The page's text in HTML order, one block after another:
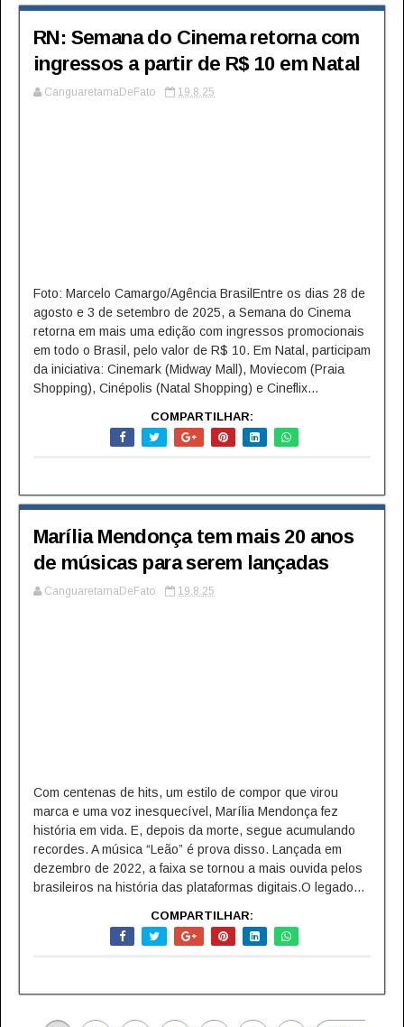
RN: Semana do Cinema retorna com
ingressos a partir de R$ 10 em Natal
CanguaretamaDeFato 19.8.25
Foto: Marcelo Camargo/Agência BrasilEntre os dias 28 de
agosto e 3 de setembro de 2025, a Semana do Cinema
retorna em mais uma edição com ingressos promocionais
em todo o Brasil, pelo valor de R$ 10. Em Natal, participam
da iniciativa: Cinemark (Midway Mall), Moviecom (Praia
Shopping), Cinépolis (Natal Shopping) e Cineflix...
COMPARTILHAR:
Marília Mendonça tem mais 20 anos
de músicas para serem lançadas
CanguaretamaDeFato 19.8.25
Com centenas de hits, um estilo de compor que virou
marca e uma voz inesquecível, Marília Mendonça fez
história em vida. E, depois da morte, segue acumulando
recordes. A música “Leão” é prova disso. Lançada em
dezembro de 2022, a faixa se tornou a mais ouvida pelos
brasileiros na história das plataformas digitais.O legado...
COMPARTILHAR: